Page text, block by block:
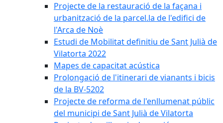
Projecte de la restauració de la façana i
urbanització de la parcel.la de l'edifici de
l'Arca de Noè
Estudi de Mobilitat definitiu de Sant Julià de
Vilatorta 2022
Mapes de capacitat acústica
Prolongació de l'itinerari de vianants i bicis
de la BV-5202
Projecte de reforma de l'enllumenat públic
del municipi de Sant Julià de Vilatorta